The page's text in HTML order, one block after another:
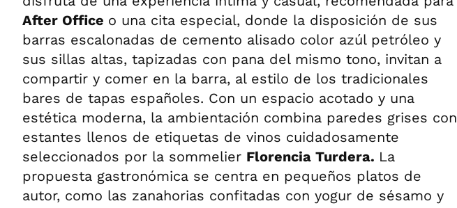
After Office o una cita especial, donde la disposición de sus
barras escalonadas de cemento alisado color azúl petróleo y
sus sillas altas, tapizadas con pana del mismo tono, invitan a
compartir y comer en la barra, al estilo de los tradicionales
bares de tapas españoles. Con un espacio acotado y una
estética moderna, la ambientación combina paredes grises con
estantes llenos de etiquetas de vinos cuidadosamente
seleccionados por la sommelier Florencia Turdera. La
propuesta gastronómica se centra en pequeños platos de
autor, como las zanahorias confitadas con yogur de sésamo y